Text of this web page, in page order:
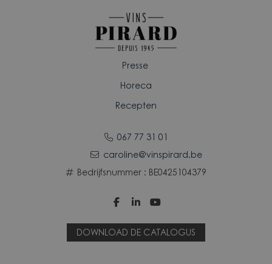
067 77 31 01
caroline@vinspirard.be
Bedrijfsnummer : BE0425104379
Presse
Horeca
Recepten
  
DOWNLOAD DE CATALOGUS